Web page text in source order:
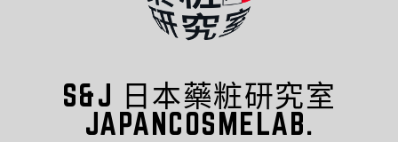
S&J 日本藥粧研究室
JAPANCOSMELAB.